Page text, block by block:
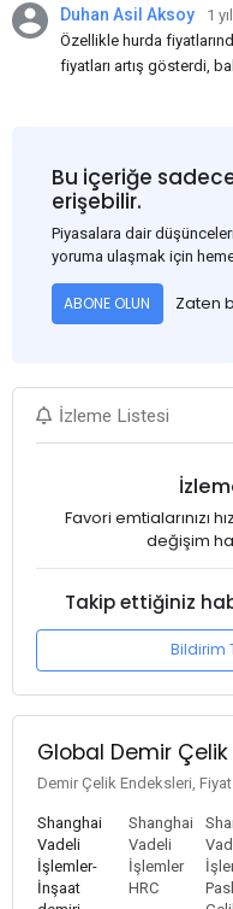
Duhan Asil Aksoy
1
Özellikle hurda
fiyatları artış gösterdi,
Bu içeriğe
erişebilir.
Piyasalara dair
yoruma ulaşmak için
ABONE OLUN Zaten
İzleme Listesi
Favori emtialarınızı
değişim
Takip ettiğiniz
Bildirim
Global Demir Çelik
Demir Çelik Endeksleri,
Shanghai
Vadeli
İşlemler-
İnşaat
Shanghai
Vadeli
İşlemler
HRC